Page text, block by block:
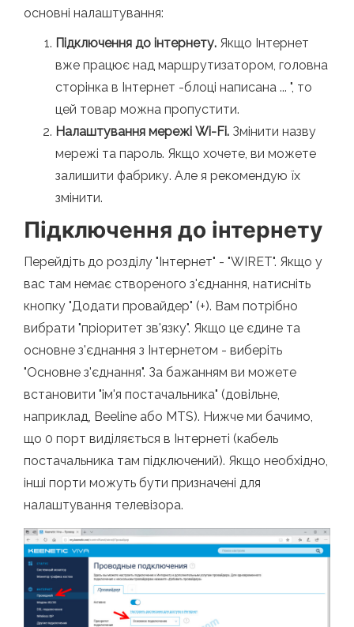
основні налаштування:
Підключення до інтернету. Якщо Інтернет
вже працює над маршрутизатором, головна
сторінка в Інтернет -блоці написана ... ", то
цей товар можна пропустити.
Налаштування мережі Wi-Fi. Змінити назву
мережі та пароль. Якщо хочете, ви можете
залишити фабрику. Але я рекомендую їх
змінити.
Підключення до інтернету
Перейдіть до розділу "Інтернет" - "WIRET". Якщо у
вас там немає створеного з'єднання, натисніть
кнопку "Додати провайдер" (+). Вам потрібно
вибрати "пріоритет зв'язку". Якщо це єдине та
основне з'єднання з Інтернетом - виберіть
"Основне з'єднання". За бажанням ви можете
встановити "ім'я постачальника" (довільне,
наприклад, Beeline або MTS). Нижче ми бачимо,
що 0 порт виділяється в Інтернеті (кабель
постачальника там підключений). Якщо необхідно,
інші порти можуть бути призначені для
налаштування телевізора.